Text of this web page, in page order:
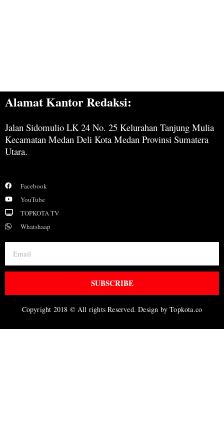
Alamat Kantor Redaksi:
Jalan Sidomulio LK 24 No. 25 Kelurahan Tanjung Mulia
Kecamatan Medan Deli Kota Medan Provinsi Sumatera
Utara.
Facebook
YouTube
TOPKOTA TV
Whatshaap
SUBSCRIBE
Copyright 2018 © All rights Reserved. Design by Topkota.co